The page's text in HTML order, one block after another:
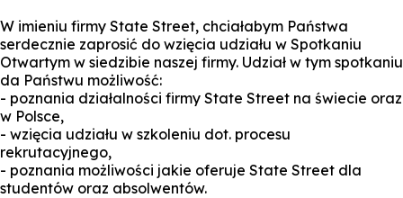
Kandydat
W imieniu firmy State Street, chciałabym Państwa
serdecznie zaprosić do wzięcia udziału w Spotkaniu
Otwartym w siedzibie naszej firmy. Udział w tym spotkaniu
da Państwu możliwość:
- poznania działalności firmy State Street na świecie oraz
w Polsce,
- wzięcia udziału w szkoleniu dot. procesu
rekrutacyjnego,
- poznania możliwości jakie oferuje State Street dla
studentów oraz absolwentów.